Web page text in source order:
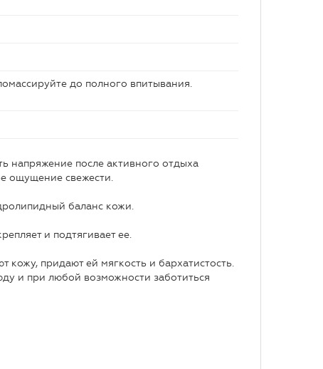
до полного впитывания.
напряжение после активного отдыха
ощущение свежести.
баланс кожи.
и подтягивает ее.
кожу, придают ей мягкость и бархатистость.
и при любой возможности заботиться